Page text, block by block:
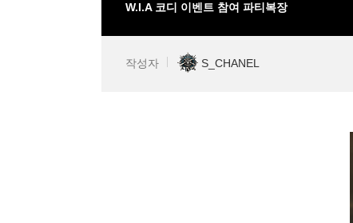
W.I.A 코디 이벤트 참여 파티복장
작성자 S_CHANEL